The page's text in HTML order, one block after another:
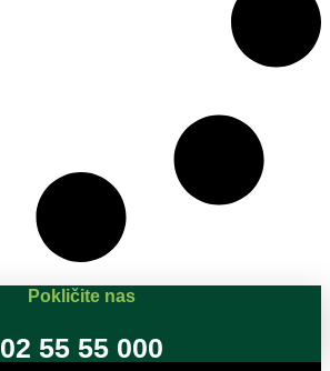
Pokličite nas
02 55 55 000